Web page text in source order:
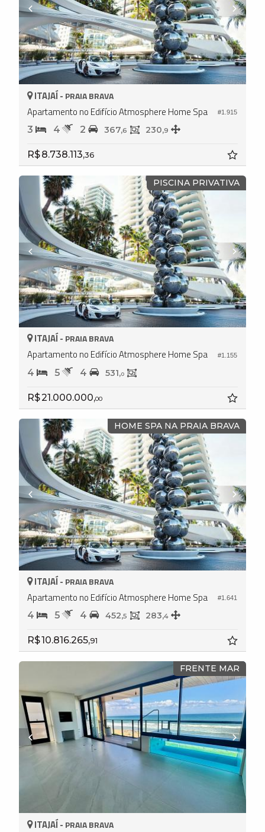
#1.915
ITAJAÍ - PRAIA BRAVA
Apartamento no Edifício Atmosphere Home Spa
3 4 2 367,6 230,9
R$ 8.738.113,36
PISCINA PRIVATIVA
#1.155
ITAJAÍ - PRAIA BRAVA
Apartamento no Edifício Atmosphere Home Spa
4 5 4 531,0
R$ 21.000.000,00
HOME SPA NA PRAIA BRAVA
#1.641
ITAJAÍ - PRAIA BRAVA
Apartamento no Edifício Atmosphere Home Spa
4 5 4 452,5 283,4
R$ 10.816.265,91
FRENTE MAR
ITAJAÍ - PRAIA BRAVA